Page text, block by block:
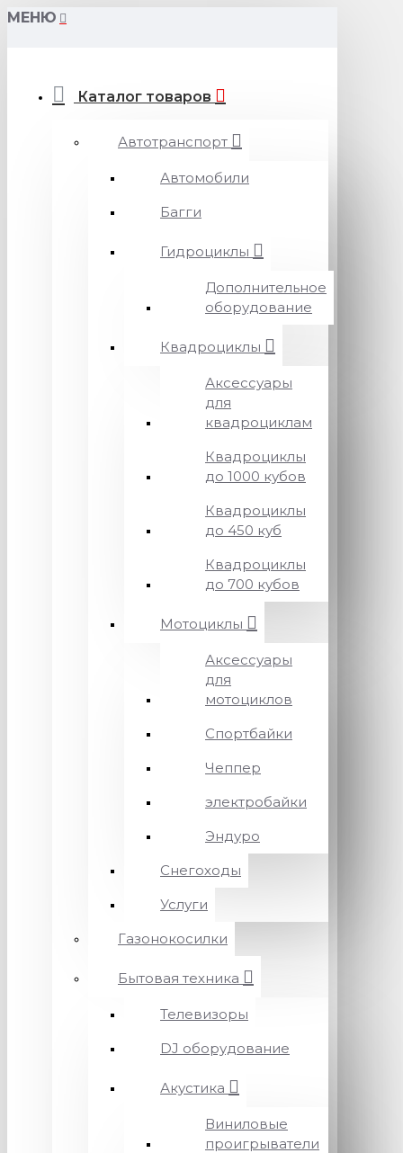
МЕНЮ
Каталог товаров
Автотранспорт
Автомобили
Багги
Гидроциклы
Дополнительное
оборудование
Квадроциклы
Аксессуары
для
квадроциклам
Квадроциклы
до 1000 кубов
Квадроциклы
до 450 куб
Квадроциклы
до 700 кубов
Мотоциклы
Аксессуары
для
мотоциклов
Спортбайки
Чеппер
электробайки
Эндуро
Снегоходы
Услуги
Газонокосилки
Бытовая техника
Телевизоры
DJ оборудование
Акустика
Виниловые
проигрыватели